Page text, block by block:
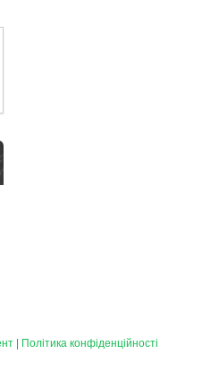
Політика конфіденційності